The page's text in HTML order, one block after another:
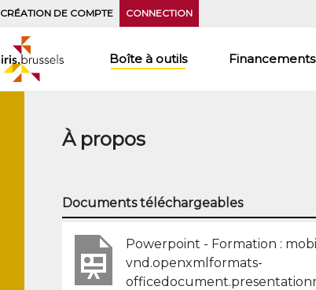
CRÉATION DE COMPTE CONNECTION
Boîte à outils Financements
À propos
Documents téléchargeables
Powerpoint - Formation :
vnd.openxmlformats-